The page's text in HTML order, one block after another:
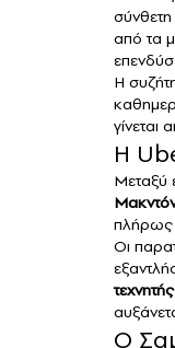
από τα
Η
γίνεται
Η
Μεταξύ
πλήρως
Οι
Ο